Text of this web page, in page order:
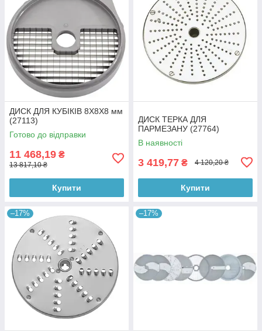
ДИСК ДЛЯ КУБІКІВ 8X8X8 мм
(27113)
Готово до відправки
11 468,19 ₴
13 817,10 ₴
Купити
ДИСК ТЕРКА ДЛЯ
ПАРМЕЗАНУ (27764)
В наявності
3 419,77 ₴ 4 120,20 ₴
Купити
–17% –17%